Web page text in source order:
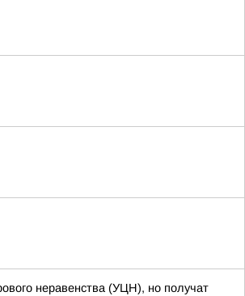
неравенства (УЦН), но получат